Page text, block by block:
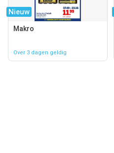
Nieuw
Makro
Over 3 dagen geldig